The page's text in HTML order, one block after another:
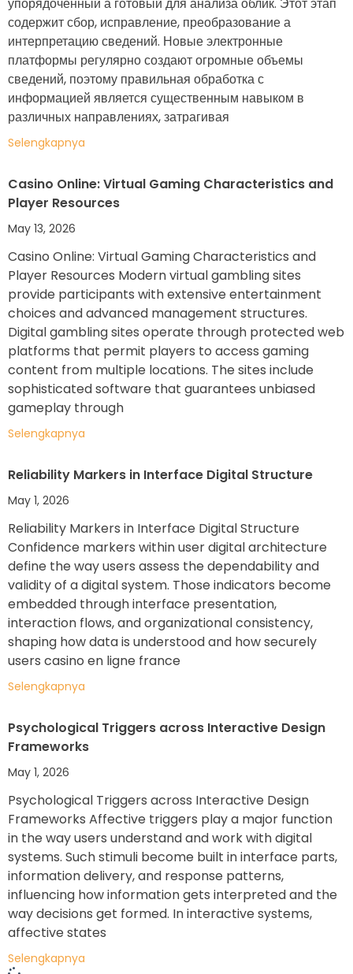
содержит сбор, исправление, преобразование а
интерпретацию сведений. Новые электронные
платформы регулярно создают огромные объемы
сведений, поэтому правильная обработка с
информацией является существенным навыком в
различных направлениях, затрагивая
Selengkapnya
Casino Online: Virtual Gaming Characteristics and
Player Resources
May 13, 2026
Casino Online: Virtual Gaming Characteristics and
Player Resources Modern virtual gambling sites
provide participants with extensive entertainment
choices and advanced management structures.
Digital gambling sites operate through protected web
platforms that permit players to access gaming
content from multiple locations. The sites include
sophisticated software that guarantees unbiased
gameplay through
Selengkapnya
Reliability Markers in Interface Digital Structure
May 1, 2026
Reliability Markers in Interface Digital Structure
Confidence markers within user digital architecture
define the way users assess the dependability and
validity of a digital system. Those indicators become
embedded through interface presentation,
interaction flows, and organizational consistency,
shaping how data is understood and how securely
users casino en ligne france
Selengkapnya
Psychological Triggers across Interactive Design
Frameworks
May 1, 2026
Psychological Triggers across Interactive Design
Frameworks Affective triggers play a major function
in the way users understand and work with digital
systems. Such stimuli become built in interface parts,
information delivery, and response patterns,
influencing how information gets interpreted and the
way decisions get formed. In interactive systems,
affective states
Selengkapnya